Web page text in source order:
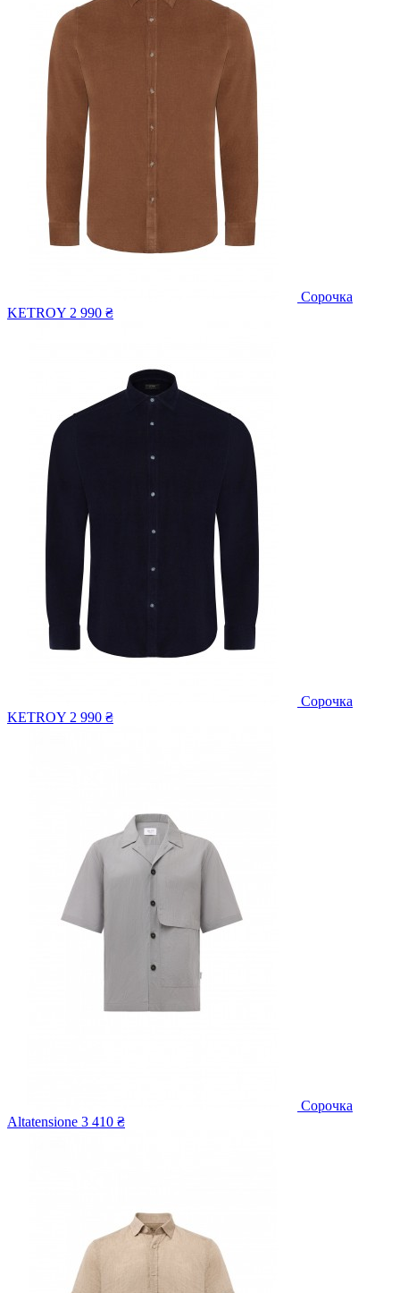
Сорочка
KETROY 2 990 ₴
Сорочка
KETROY 2 990 ₴
Сорочка
Altatensione 3 410 ₴